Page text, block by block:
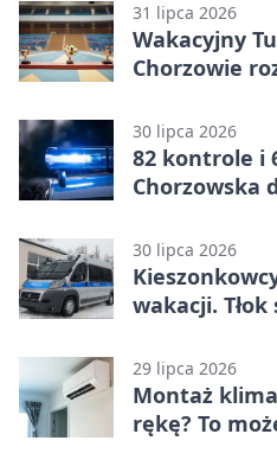
31 lipca 2026
Wakacyjny
Chorzowie
30 lipca 2026
82 kontrole i
Chorzowska
30 lipca 2026
wakacji.
29 lipca 2026
Montaż
rękę? To